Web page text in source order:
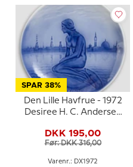
SPAR 38%
Den Lille Havfrue - 1972
Desiree H. C. Andersen
DKK 195,00
Før: DKK 316,00
Varenr.: DX1972